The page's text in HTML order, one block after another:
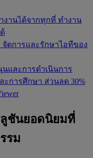
งานได้จากทุกที่ ทำงาน
จัดการและรักษาไอทีของ
และการดำเนินการ
ะการศึกษา ส่วนลด 30%
ชันยอดนิยมที่
รม